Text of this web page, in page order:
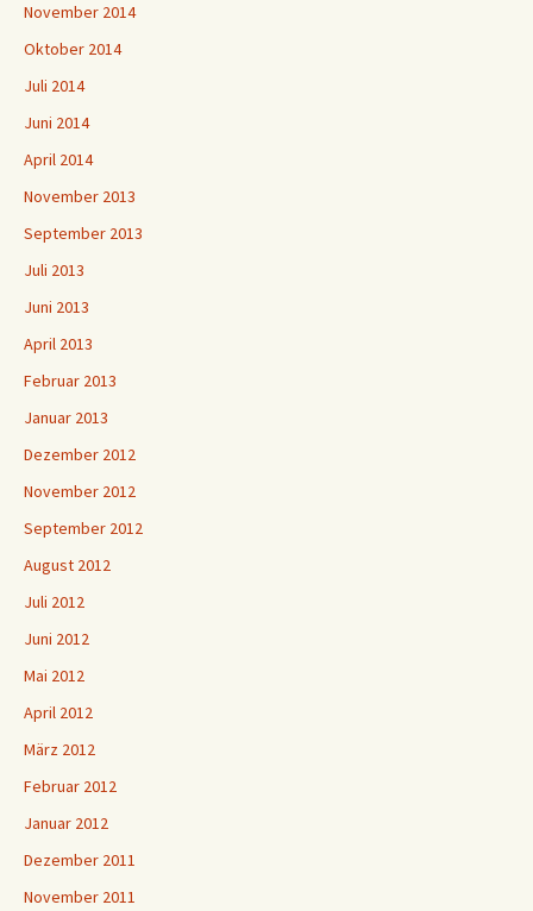
November 2014
Oktober 2014
Juli 2014
Juni 2014
April 2014
November 2013
September 2013
Juli 2013
Juni 2013
April 2013
Februar 2013
Januar 2013
Dezember 2012
November 2012
September 2012
August 2012
Juli 2012
Juni 2012
Mai 2012
April 2012
März 2012
Februar 2012
Januar 2012
Dezember 2011
November 2011